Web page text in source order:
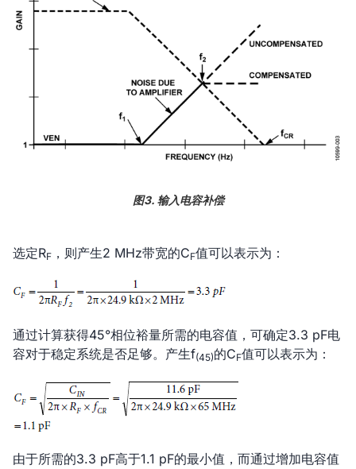
图3. 输入电容补偿
选定RF ，则产生2 MHz带宽的CF值可以表示为：
通过计算获得45°相位裕量所需的电容值，可确定3.3 pF电
容对于稳定系统是否足够。产生f(45)的CF值可以表示为：
由于所需的3.3 pF高于1.1 pF的最小值，而通过增加电容值